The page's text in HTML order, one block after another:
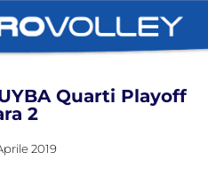
Quarti Playoff
2
2019